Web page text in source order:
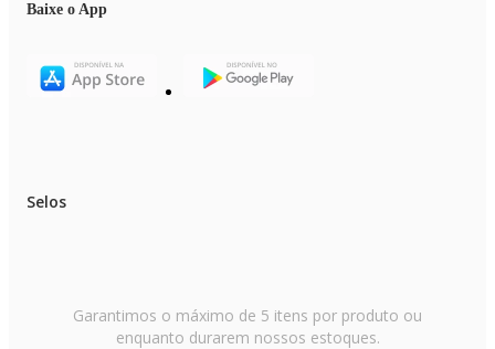
Baixe o App
Selos
Garantimos o máximo de 5 itens por produto ou
enquanto durarem nossos estoques.